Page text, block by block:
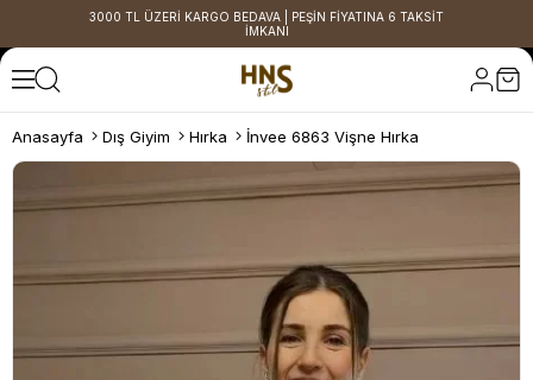
3000 TL ÜZERİ KARGO BEDAVA | PEŞİN FİYATINA 6 TAKSİT
İMKANI
Anasayfa Dış Giyim Hırka İnvee 6863 Vişne Hırka